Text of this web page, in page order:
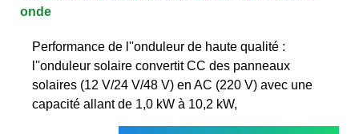
onde
Performance de l''onduleur de haute qualité :
l''onduleur solaire convertit CC des panneaux
solaires (12 V/24 V/48 V) en AC (220 V) avec une
capacité allant de 1,0 kW à 10,2 kW,